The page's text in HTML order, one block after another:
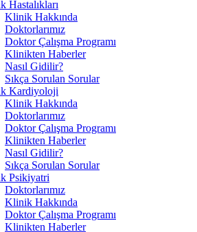
Hastalıkları
Klinik Hakkında
Doktorlarımız
Doktor Çalışma Programı
Klinikten Haberler
Nasıl Gidilir?
Sıkça Sorulan Sorular
Kardiyoloji
Klinik Hakkında
Doktorlarımız
Doktor Çalışma Programı
Klinikten Haberler
Nasıl Gidilir?
Sıkça Sorulan Sorular
Psikiyatri
Doktorlarımız
Klinik Hakkında
Doktor Çalışma Programı
Klinikten Haberler